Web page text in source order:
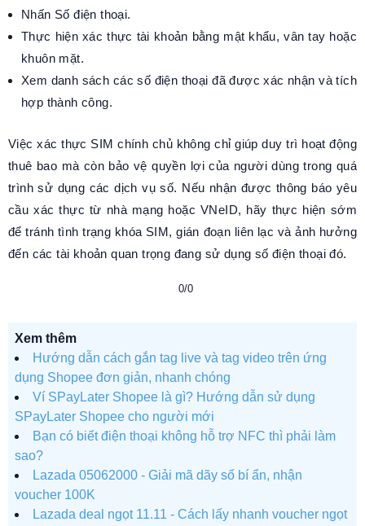
Nhấn Số điện thoại.
Thực hiện xác thực tài khoản bằng mật khẩu, vân tay hoặc
khuôn mặt.
Xem danh sách các số điện thoại đã được xác nhận và tích
hợp thành công.
Việc xác thực SIM chính chủ không chỉ giúp duy trì hoạt động
thuê bao mà còn bảo vệ quyền lợi của người dùng trong quá
trình sử dụng các dịch vụ số. Nếu nhận được thông báo yêu
cầu xác thực từ nhà mạng hoặc VNeID, hãy thực hiện sớm
để tránh tình trạng khóa SIM, gián đoạn liên lạc và ảnh hưởng
đến các tài khoản quan trọng đang sử dụng số điện thoại đó.
0/0
Xem thêm
Hướng dẫn cách gắn tag live và tag video trên ứng
dụng Shopee đơn giản, nhanh chóng
Ví SPayLater Shopee là gì? Hướng dẫn sử dụng
SPayLater Shopee cho người mới
Bạn có biết điện thoại không hỗ trợ NFC thì phải làm
sao?
Lazada 05062000 - Giải mã dãy số bí ẩn, nhận
voucher 100K
Lazada deal ngọt 11.11 - Cách lấy nhanh voucher ngọt